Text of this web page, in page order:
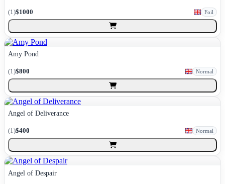
(1)$1000 Foil
Amy Pond
(1)$800 Normal
Angel of Deliverance
(1)$400 Normal
Angel of Despair